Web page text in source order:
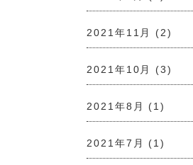
2021年11月 (2)
2021年10月 (3)
2021年8月 (1)
2021年7月 (1)